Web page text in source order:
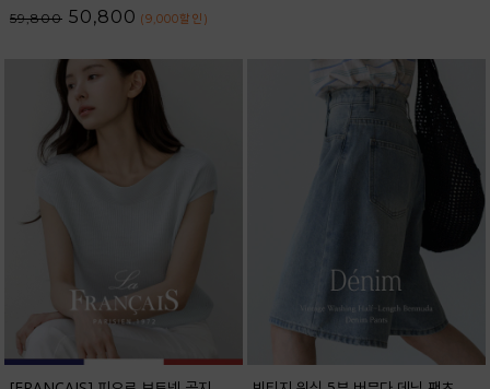
59,800 50,800 (9,000할인 )